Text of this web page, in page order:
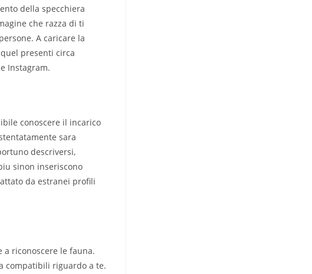
della specchiera
che razza di ti
A caricare la
presenti circa
Instagram.
conoscere il incarico
sara
descriversi,
sinon inseriscono
da estranei profili
a riconoscere le fauna.
compatibili riguardo a te.